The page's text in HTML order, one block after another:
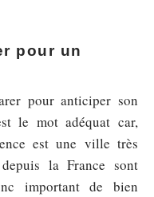
pour un
pour anticiper son
le mot adéquat car,
est une ville très
la France sont
important de bien